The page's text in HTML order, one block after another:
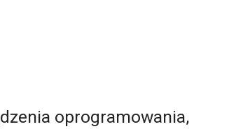
oprogramowania,